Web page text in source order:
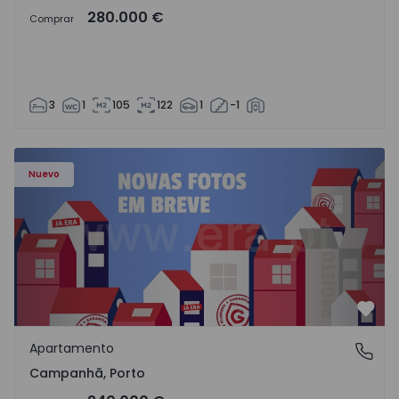
Comprar 280.000 €
3 1 105 122 1 -1
Nuevo
Apartamento T3 Porto, Campanhã - 1575504 - 1
Campanhã, Porto
Apartamento
Campanhã, Porto